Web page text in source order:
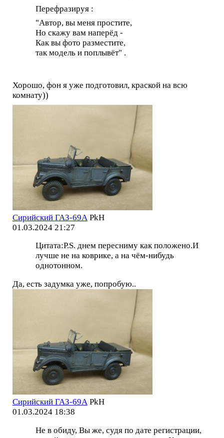
Перефразируя :
"Автор, вы меня простите,
Но скажу вам наперёд -
Как вы фото разместите,
так модель и поплывёт" .
Хорошо, фон я уже подготовил, краской на всю
комнату))
Сирийский ГАЗ-69А PkH
01.03.2024 21:27
Цитата:P.S. днем пересниму как положено.И
лучше не на коврике, а на чём-нибудь
однотонном.
Да, есть задумка уже, попробую..
Сирийский ГАЗ-69А PkH
01.03.2024 18:38
Не в обиду, Вы же, судя по дате регистрации,